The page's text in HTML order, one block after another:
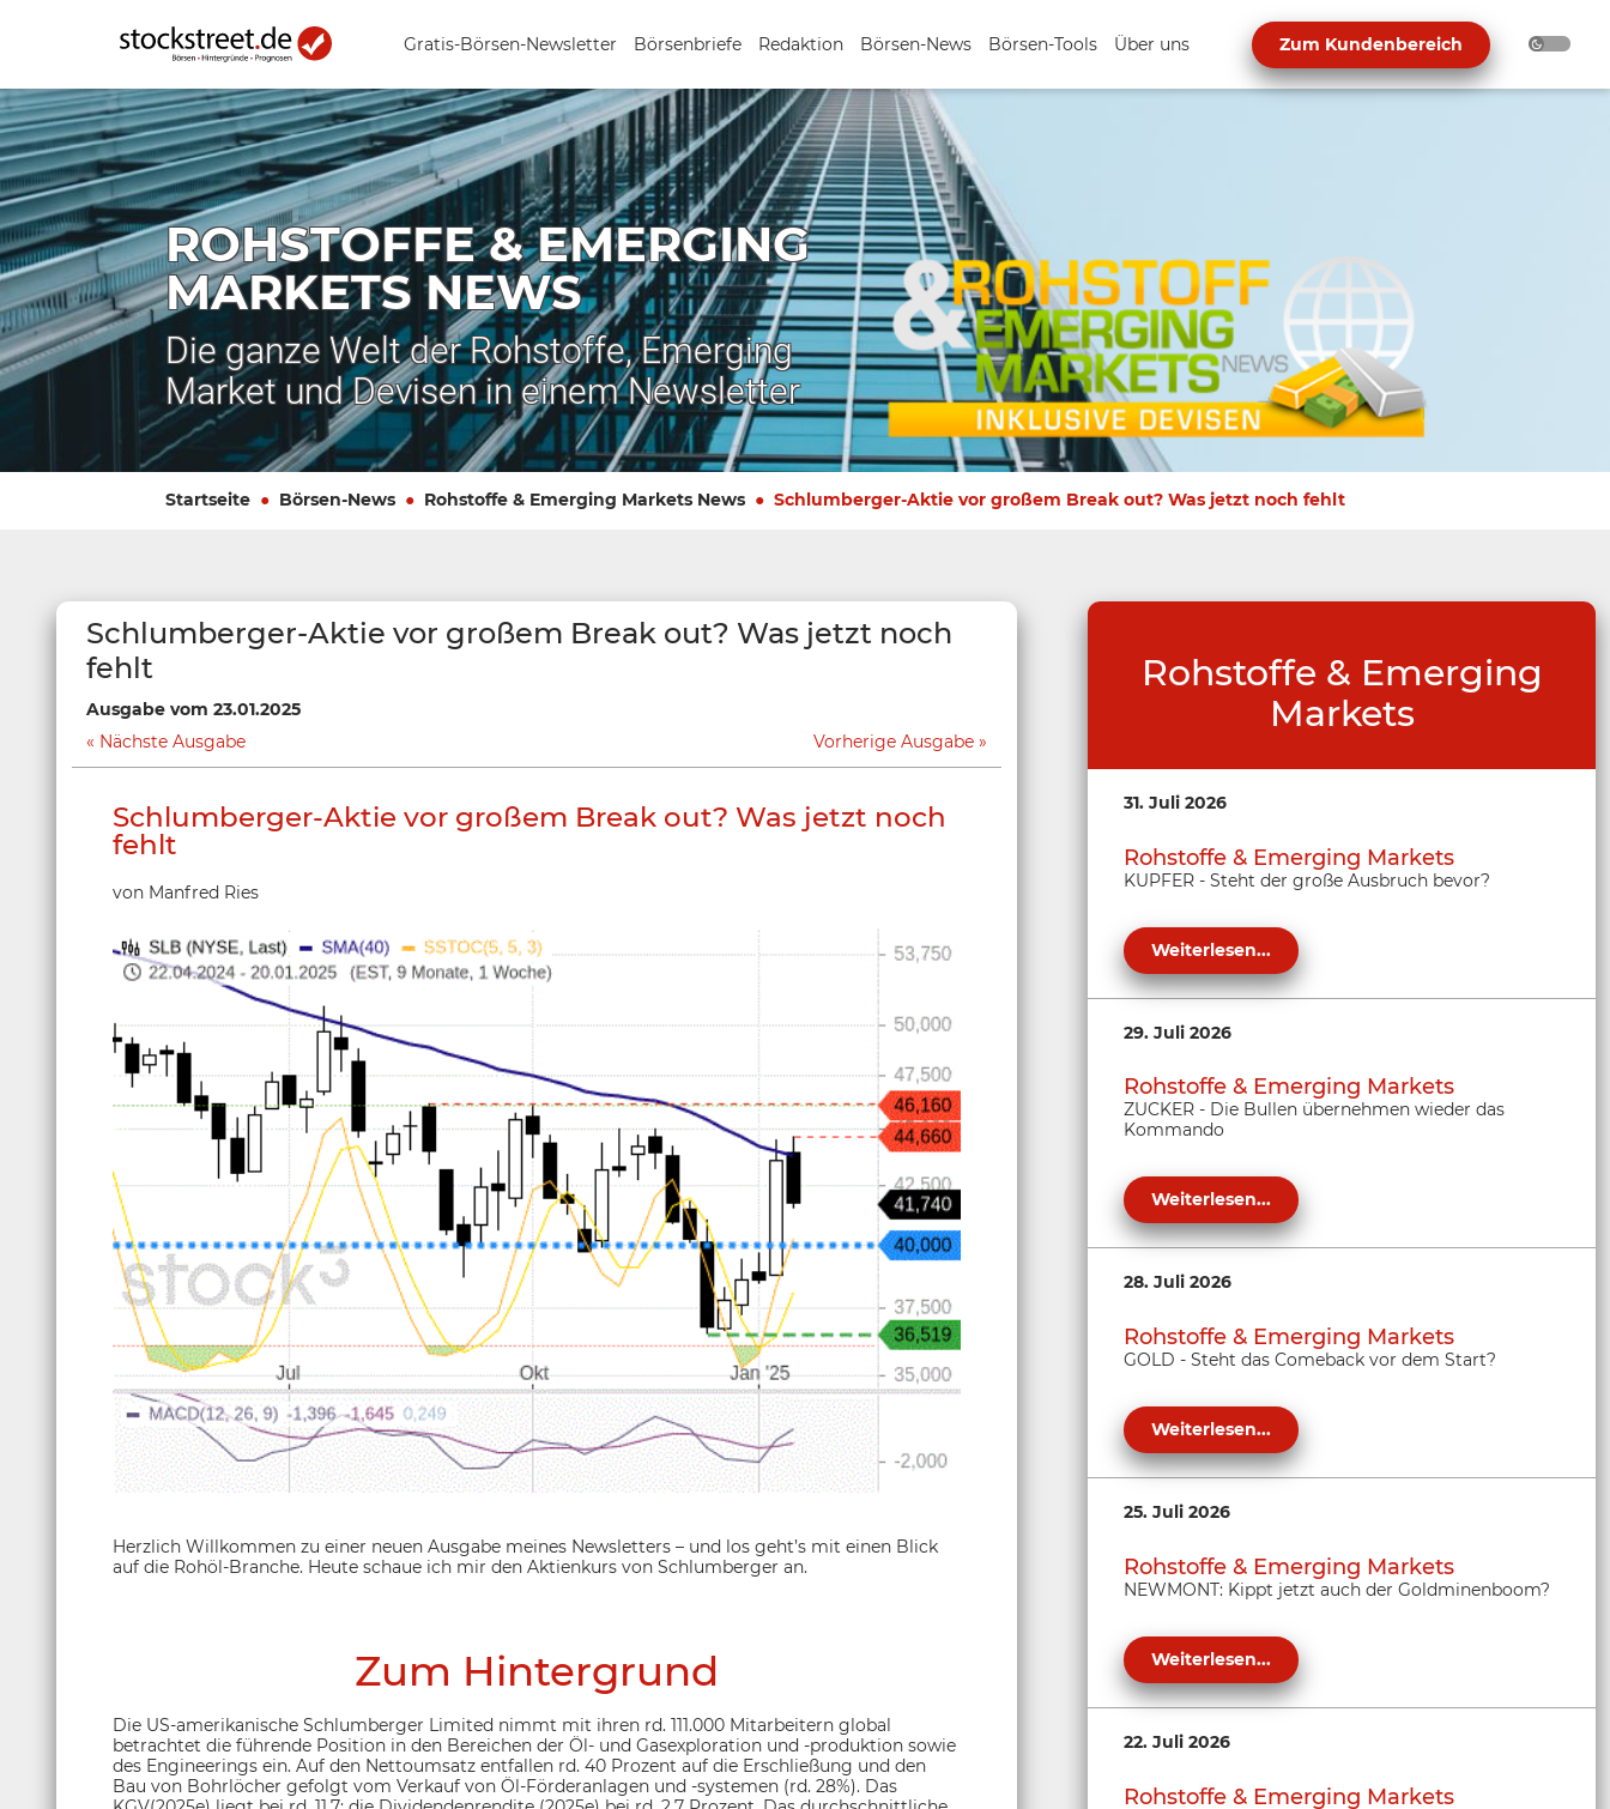
Gratis-Börsen-Newsletter Börsenbriefe Redaktion Börsen-News Börsen-Tools Über uns Zum Kundenbereich
ROHSTOFFE & EMERGING
MARKETS NEWS
Die ganze Welt der Rohstoffe, Emerging
Market und Devisen in einem Newsletter
Startseite Börsen-News Rohstoffe & Emerging Markets News Schlumberger-Aktie vor großem Break out? Was jetzt noch fehlt
Schlumberger-Aktie vor großem Break out? Was jetzt noch
fehlt
Ausgabe vom 23.01.2025
Nächste Ausgabe
Vorherige Ausgabe
Schlumberger-Aktie vor großem Break out? Was jetzt noch
fehlt
von Manfred Ries
Herzlich Willkommen zu einer neuen Ausgabe meines Newsletters – und los geht’s mit einen Blick
auf die Rohöl-Branche. Heute schaue ich mir den Aktienkurs von Schlumberger an.
Zum Hintergrund
Die US-amerikanische Schlumberger Limited nimmt mit ihren rd. 111.000 Mitarbeitern global
betrachtet die führende Position in den Bereichen der Öl- und Gasexploration und -produktion sowie
des Engineerings ein. Auf den Nettoumsatz entfallen rd. 40 Prozent auf die Erschließung und den
Bau von Bohrlöcher gefolgt vom Verkauf von Öl-Förderanlagen und -systemen (rd. 28%). Das
Rohstoffe & Emerging
Markets
31. Juli 2026
Rohstoffe & Emerging Markets
KUPFER - Steht der große Ausbruch bevor?
Weiterlesen...
29. Juli 2026
Rohstoffe & Emerging Markets
ZUCKER - Die Bullen übernehmen wieder das
Kommando
Weiterlesen...
28. Juli 2026
Rohstoffe & Emerging Markets
GOLD - Steht das Comeback vor dem Start?
Weiterlesen...
25. Juli 2026
Rohstoffe & Emerging Markets
NEWMONT: Kippt jetzt auch der Goldminenboom?
Weiterlesen...
22. Juli 2026
Rohstoffe & Emerging Markets